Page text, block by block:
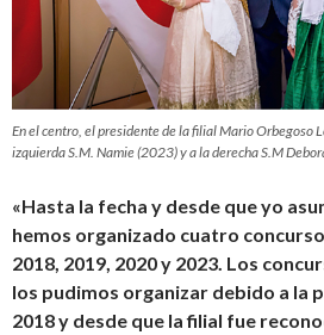
En el centro, el presidente de la filial Mario Orbegoso
izquierda S.M. Namie (2023) y a la derecha S.M
«Hasta la fecha y desde que yo
hemos organizado cuatro
2018, 2019, 2020 y 2023. Los
los pudimos organizar debido a la
2018 y desde que la filial fue